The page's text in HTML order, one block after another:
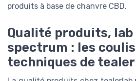
produits à base de chanvre CBD.
Qualité produits,
spectrum : les
techniques de